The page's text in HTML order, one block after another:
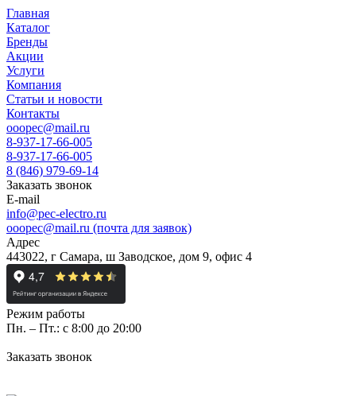
Главная
Каталог
Бренды
Акции
Услуги
Компания
Статьи и новости
Контакты
ooopec@mail.ru
8-937-17-66-005
8-937-17-66-005
8 (846) 979-69-14
Заказать звонок
E-mail
info@pec-electro.ru
ooopec@mail.ru (почта для заявок)
Адрес
443022, г Самара, ш Заводское, дом 9, офис 4
Режим работы
Пн. – Пт.: с 8:00 до 20:00
Заказать звонок